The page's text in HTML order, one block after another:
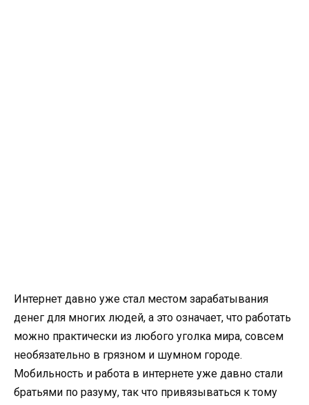
Интернет давно уже стал местом зарабатывания
денег для многих людей, а это означает, что работать
можно практически из любого уголка мира, совсем
необязательно в грязном и шумном городе.
Мобильность и работа в интернете уже давно стали
братьями по разуму, так что привязываться к тому